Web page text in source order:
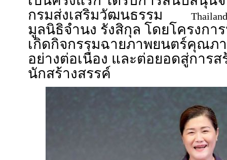
กรมส่งเสริมวัฒนธรรม
มูลนิธิจำนง รังสิกุล โดยโครงกา
เกิดกิจกรรมฉายภาพยนตร์คุณภ
อย่างต่อเนื่อง และต่อยอดสู่การ
นักสร้างสรรค์